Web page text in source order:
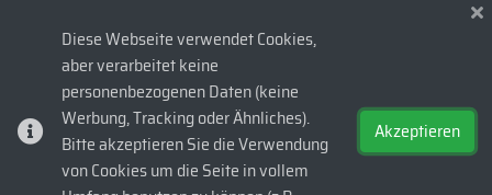
Diese Webseite verwendet Cookies,
aber verarbeitet keine
personenbezogenen Daten (keine
Werbung, Tracking oder Ähnliches).
Bitte akzeptieren Sie die Verwendung
von Cookies um die Seite in vollem
Akzeptieren
evvaoil.at>Datenschutzerklärung
D atenschutz erklä